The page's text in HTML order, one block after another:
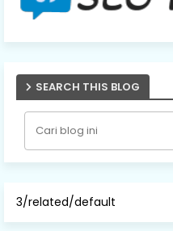
SEARCH THIS BLOG
3/related/default